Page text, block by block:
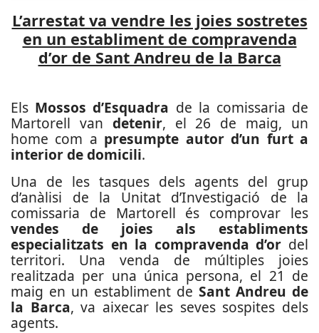
L’arrestat va vendre les joies sostretes
en un establiment de compravenda
d’or de Sant Andreu de la Barca
Els Mossos d’Esquadra de la comissaria de
Martorell van detenir, el 26 de maig, un
home com a presumpte autor d’un furt a
interior de domicili.
Una de les tasques dels agents del grup
d’anàlisi de la Unitat d’Investigació de la
comissaria de Martorell és comprovar les
vendes de joies als establiments
especialitzats en la compravenda d’or del
territori. Una venda de múltiples joies
realitzada per una única persona, el 21 de
maig en un establiment de Sant Andreu de
la Barca, va aixecar les seves sospites dels
agents.